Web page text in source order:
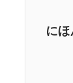
に